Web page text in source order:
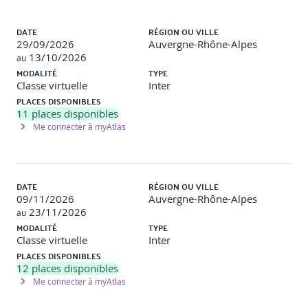
Optimisation des actions marketing et commerciales
grâce à l’IA
Amélioration de la relation clients et de l’expérience
utilisateurs grâce à l’IA
Exemples et outils à utiliser sur ces différents usages
de l’IA
Bibliographie : Artificial Intelligence : A modern Approach de
Diagnostic stratégique d’un éditeur
Position sur son marché : Taille de marché, nombre
de clients, position de la concurrence
Inventaire des ressources et capacités de l’éditeur par
rapport aux meilleures pratiques du secteur
Évaluation des technologies utilisées et du Business
Model
DATE
29/09/2026
au 13/10/2026
RÉGION OU VILLE
Auvergne-Rhône-Alpes
MODALITÉ
Classe virtuelle
TYPE
Inter
PLACES DISPONIBLES
11 places disponibles
Me connecter à myAtlas
DATE
09/11/2026
au 23/11/2026
RÉGION OU VILLE
Auvergne-Rhône-Alpes
MODALITÉ
Classe virtuelle
TYPE
Inter
PLACES DISPONIBLES
12 places disponibles
Me connecter à myAtlas